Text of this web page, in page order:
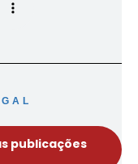
publicações